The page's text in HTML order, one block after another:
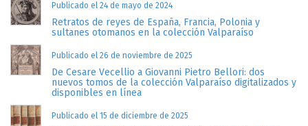
Publicado el 24 de mayo de 2024
Retratos de reyes de España, Francia, Polonia y
sultanes otomanos en la colección Valparaíso
Publicado el 26 de noviembre de 2025
De Cesare Vecellio a Giovanni Pietro Bellori: dos
nuevos tomos de la colección Valparaíso digitalizados y
disponibles en línea
Publicado el 15 de diciembre de 2025